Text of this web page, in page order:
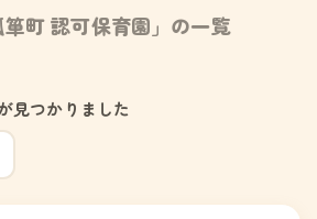
町 認可保育園」の一覧
見つかりました